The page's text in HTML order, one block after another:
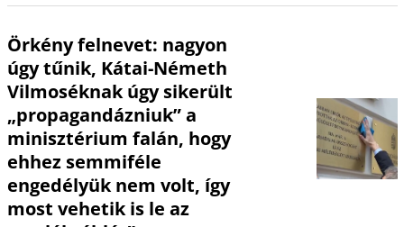
Örkény felnevet: nagyon
úgy tűnik, Kátai-Németh
Vilmoséknak úgy sikerült
„propagandázniuk” a
minisztérium falán, hogy
ehhez semmiféle
engedélyük nem volt, így
most vehetik is le az